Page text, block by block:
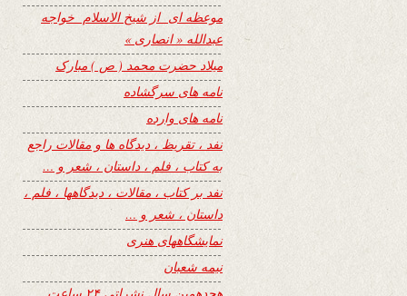
موعظه ای از شیخ الاسلام خواجه
عبدالله « انصاری »
میلاد حضرت محمد ( ص ) مبارک
نامه های سرگشاده
نامه های وارده
نفد ، تقریظ ، دیدگاه ها و مقالات راجع
به کتاب ، فلم ، داستان ، شعر و …
نفد بر کتاب ، مقالات ، دیدگاهها ، فلم ،
داستان ، شعر و …
نمایشگاههای هنری
نیمه شعبان